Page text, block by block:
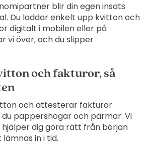
blir din egen insats
Du laddar enkelt upp kvitton och
digitalt i mobilen eller på
vi över, och du slipper
och fakturor, så
och attesterar fakturor
pappershögar och pärmar. Vi
dig göra rätt från början
in i tid.